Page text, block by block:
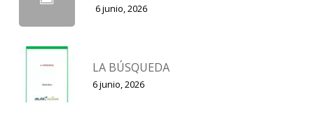
6 junio, 2026
LA BÚSQUEDA
6 junio, 2026